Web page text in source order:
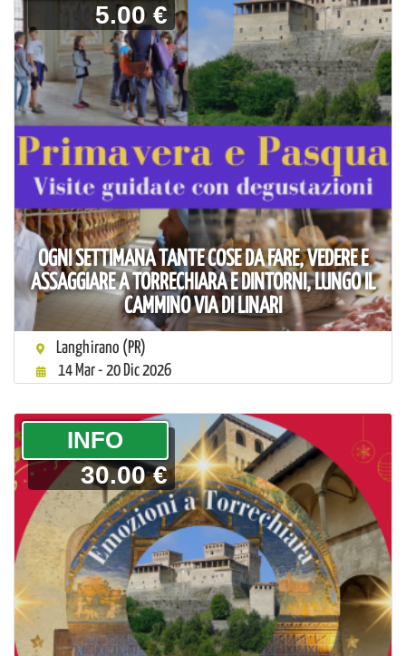
OGNI SETTIMANA TANTE COSE DA FARE, VEDERE E
ASSAGGIARE A TORRECHIARA E DINTORNI, LUNGO IL
CAMMINO VIA DI LINARI
5.00 €
Langhirano (PR)
14 Mar - 20 Dic 2026
­INFO
30.00 €